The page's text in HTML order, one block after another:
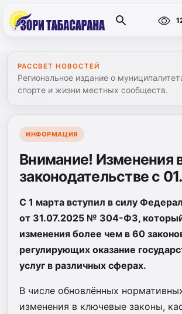
РАССВЕТ НОВОСТЕЙ
Региональное издание о
спорте и жизни местных сообществ.
ИНФОРМАЦИЯ
Внимание! Изменения
законодательстве с
С 1 марта вступил в силу
от 31.07.2025 № 304-ФЗ,
изменения более чем в 60
регулирующих оказание
услуг в различных сферах.
В числе обновлённых
изменения в ключевые законы,